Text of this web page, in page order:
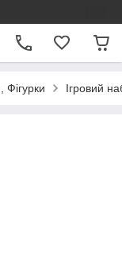
Фігурки Ігровий